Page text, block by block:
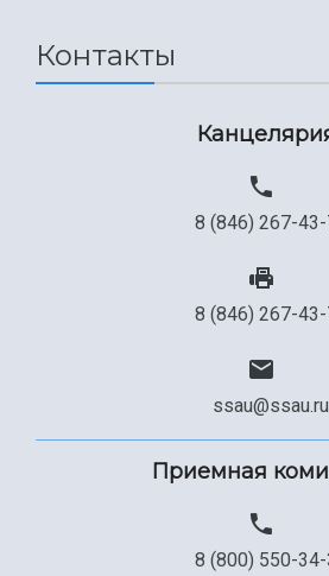
Сведения об
Контакты
8 (846) 267-
8 (846) 267-
ssau@ssau.ru
Приемная
8 (800) 550-